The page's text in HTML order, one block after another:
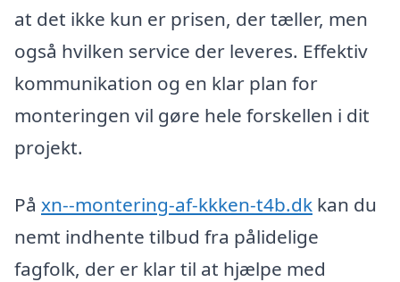
at det ikke kun er prisen, der tæller, men
også hvilken service der leveres. Effektiv
kommunikation og en klar plan for
monteringen vil gøre hele forskellen i dit
projekt.
På xn--montering-af-kkken-t4b.dk kan du
nemt indhente tilbud fra pålidelige
fagfolk, der er klar til at hjælpe med